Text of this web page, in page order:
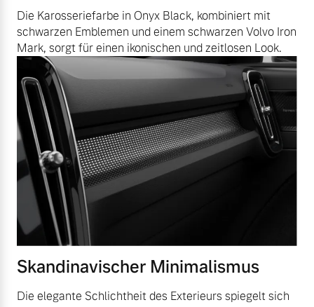
Die Karosseriefarbe in Onyx Black, kombiniert mit
schwarzen Emblemen und einem schwarzen Volvo Iron
Mark, sorgt für einen ikonischen und zeitlosen Look.
Skandinavischer Minimalismus
Die elegante Schlichtheit des Exterieurs spiegelt sich